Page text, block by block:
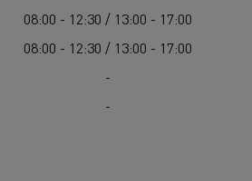
08:00 - 12:30 / 13:00 - 17:00
08:00 - 12:30 / 13:00 - 17:00
-
-